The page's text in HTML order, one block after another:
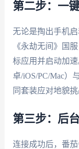
第二步：一
无论是掏出手机
《永劫无间》国
标应用并启动加
卓/iOS/PC/Mac）
同套装应对地貌
第三步：后
连接成功后，番